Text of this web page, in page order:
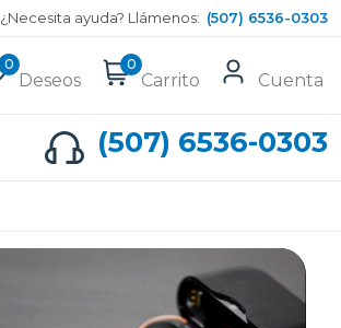
¿Necesita ayuda? Llámenos: (507) 6536-0303
0
Deseos
0
Carrito Cuenta
(507) 6536-0303